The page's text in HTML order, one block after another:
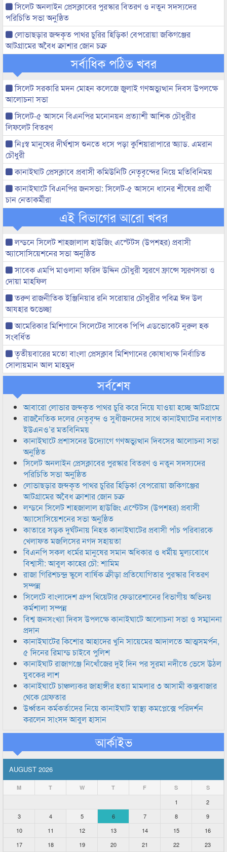
সিলেট অনলাইন প্রেসক্লাবের পুরস্কার বিতরণ ও নতুন সদস্যদের
পরিচিতি সভা অনুষ্ঠিত
লোভাছড়ার জব্দকৃত পাথর চুরির হিড়িক! বেপরোয়া জকিগঞ্জের
আটগ্রামের অবৈধ ক্রাশার জোন চক্র
সর্বাধিক পঠিত খবর
সিলেট সরকারি মদন মোহন কলেজে জুলাই গণঅভ্যুত্থান দিবস উপলক্ষে
আলোচনা সভা
সিলেট-৫ আসনে বিএনপির মনোনয়ন প্রত্যাশী আশিক চৌধুরীর
লিফলেট বিতরণ
নিঃস্ব মানুষের দীর্ঘশ্বাস শুনতে ধসে পড়া কুশিয়ারাপারে অ্যাড. এমরান
চৌধুরী
কানাইঘাট প্রেসক্লাবে প্রবাসী কমিউনিটি নেতৃবৃন্দের নিয়ে মতিবিনিময়
কানাইঘাটে বিএনপির জনসভা: সিলেট-৫ আসনে ধানের শীষের প্রার্থী
চান নেতাকর্মীরা
এই বিভাগের আরো খবর
লন্ডনে সিলেট শাহজালাল হাউজিং এস্টেটস (উপশহর) প্রবাসী
অ্যাসোসিয়েশনের সভা অনুষ্ঠিত
সাবেক এমপি মাওলানা ফরিদ উদ্দিন চৌধুরী স্মরণে ফ্রান্সে স্মরণসভা ও
দোয়া মাহফিল
তরুণ রাজনীতিক ইঞ্জিনিয়ার রনি সরোয়ার চৌধুরীর পবিত্র ঈদ উল
আযহার শুভেচ্ছা
আমেরিকার মিশিগানে সিলেটের সাবেক পিপি এডভোকেট নুরুল হক
সংবর্ধিত
তৃতীয়বারের মতো বাংলা প্রেসক্লাব মিশিগানের কোষাধ্যক্ষ নির্বাচিত
সোলায়মান আল মাহমুদ
সর্বশেষ
আবারো লোভার জব্দকৃত পাথর চুরি করে নিয়ে যাওয়া হচ্ছে আটগ্রামে
রাজনৈতিক দলের নেতৃবৃন্দ ও সুধীজনদের সাথে কানাইঘাটের নবাগত
ইউএনও’র মতবিনিময়
কানাইঘাটে প্রশাসনের উদ্যোগে গণঅভ্যুত্থান দিবসের আলোচনা সভা
অনুষ্ঠিত
সিলেট অনলাইন প্রেসক্লাবের পুরস্কার বিতরণ ও নতুন সদস্যদের
পরিচিতি সভা অনুষ্ঠিত
লোভাছড়ার জব্দকৃত পাথর চুরির হিড়িক! বেপরোয়া জকিগঞ্জের
আটগ্রামের অবৈধ ক্রাশার জোন চক্র
লন্ডনে সিলেট শাহজালাল হাউজিং এস্টেটস (উপশহর) প্রবাসী
অ্যাসোসিয়েশনের সভা অনুষ্ঠিত
কাতারে সড়ক দুর্ঘটনায় নিহত কানাইঘাটের প্রবাসী পাঁচ পরিবারকে
খেলাফত মজলিসের নগদ সহায়তা
বিএনপি সকল ধর্মের মানুষের সমান অধিকার ও ধর্মীয় মুল্যবোধে
বিশ্বাসী: আবুল কাহের চৌ: শামিম
রাজা গিরিশচন্দ্র স্কুলে বার্ষিক ক্রীড়া প্রতিযোগিতার পুরস্কার বিতরণ
সম্পন্ন
সিলেটে বাংলাদেশ গ্রুপ থিয়েটার ফেডারেশানের বিভাগীয় অভিনয়
কর্মশালা সম্পন্ন
বিশ্ব জনসংখ্যা দিবস উপলক্ষে কানাইঘাটে আলোচনা সভা ও সম্মাননা
প্রদান
কানাইঘাটের কিশোর আহাদের খুনি সায়েমের আদালতে আত্মসমর্পন,
৫ দিনের রিমান্ড চাইবে পুলিশ
কানাইঘাট রাজাগঞ্জে নিখোঁজের দুই দিন পর সুরমা নদীতে ভেসে উঠল
যুবকের লাশ
কানাইঘাটে চাঞ্চল্যকর জাহাঙ্গীর হত্যা মামলার ৩ আসামী কক্সবাজার
থেকে গ্রেফতার
উর্ধ্বতন কর্মকর্তাদের নিয়ে কানাইঘাট স্বাস্থ্য কমপ্লেক্সে পরিদর্শন
করলেন সাংসদ আবুল হাসান
আর্কাইভ
AUGUST 2026
M T W T F S S
1
2
3
4 5 6 7 8
9
10
11 12 13 14 15
16
17
18 19 20 21 22 23